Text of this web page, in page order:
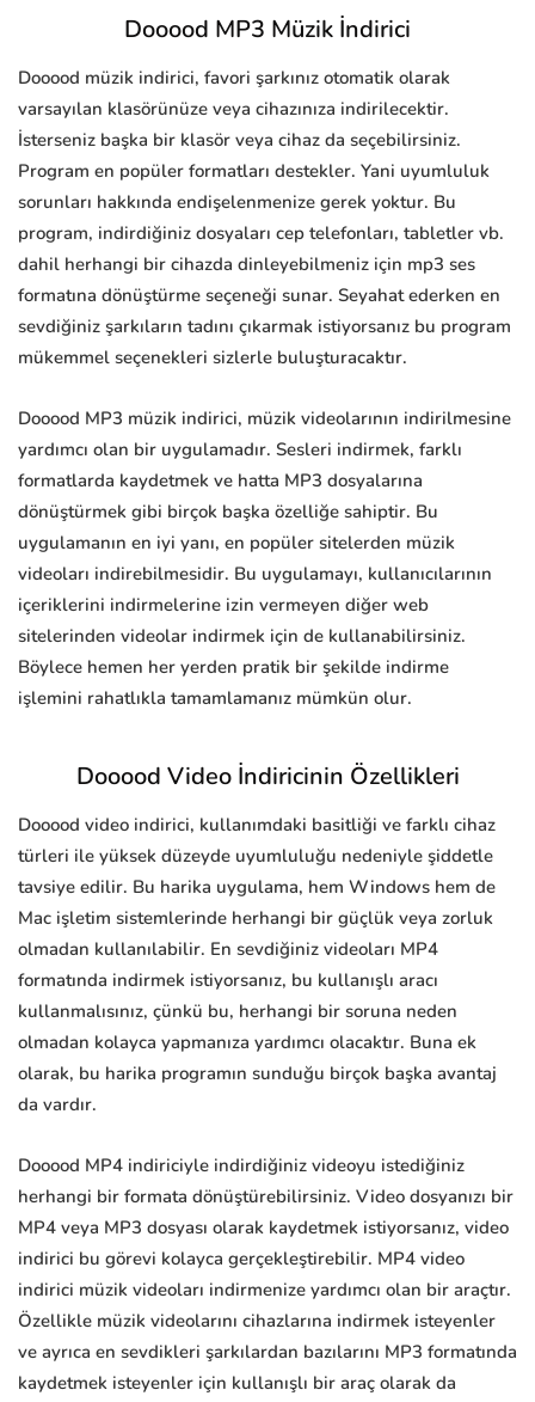
Dooood MP3 Müzik İndirici
Dooood müzik indirici, favori şarkınız otomatik olarak
varsayılan klasörünüze veya cihazınıza indirilecektir.
İsterseniz başka bir klasör veya cihaz da seçebilirsiniz.
Program en popüler formatları destekler. Yani uyumluluk
sorunları hakkında endişelenmenize gerek yoktur. Bu
program, indirdiğiniz dosyaları cep telefonları, tabletler vb.
dahil herhangi bir cihazda dinleyebilmeniz için mp3 ses
formatına dönüştürme seçeneği sunar. Seyahat ederken en
sevdiğiniz şarkıların tadını çıkarmak istiyorsanız bu program
mükemmel seçenekleri sizlerle buluşturacaktır.
Dooood MP3 müzik indirici, müzik videolarının indirilmesine
yardımcı olan bir uygulamadır. Sesleri indirmek, farklı
formatlarda kaydetmek ve hatta MP3 dosyalarına
dönüştürmek gibi birçok başka özelliğe sahiptir. Bu
uygulamanın en iyi yanı, en popüler sitelerden müzik
videoları indirebilmesidir. Bu uygulamayı, kullanıcılarının
içeriklerini indirmelerine izin vermeyen diğer web
sitelerinden videolar indirmek için de kullanabilirsiniz.
Böylece hemen her yerden pratik bir şekilde indirme
işlemini rahatlıkla tamamlamanız mümkün olur.
Dooood Video İndiricinin Özellikleri
Dooood video indirici, kullanımdaki basitliği ve farklı cihaz
türleri ile yüksek düzeyde uyumluluğu nedeniyle şiddetle
tavsiye edilir. Bu harika uygulama, hem Windows hem de
Mac işletim sistemlerinde herhangi bir güçlük veya zorluk
olmadan kullanılabilir. En sevdiğiniz videoları MP4
formatında indirmek istiyorsanız, bu kullanışlı aracı
kullanmalısınız, çünkü bu, herhangi bir soruna neden
olmadan kolayca yapmanıza yardımcı olacaktır. Buna ek
olarak, bu harika programın sunduğu birçok başka avantaj
da vardır.
Dooood MP4 indiriciyle indirdiğiniz videoyu istediğiniz
herhangi bir formata dönüştürebilirsiniz. Video dosyanızı bir
MP4 veya MP3 dosyası olarak kaydetmek istiyorsanız, video
indirici bu görevi kolayca gerçekleştirebilir. MP4 video
indirici müzik videoları indirmenize yardımcı olan bir araçtır.
Özellikle müzik videolarını cihazlarına indirmek isteyenler
ve ayrıca en sevdikleri şarkılardan bazılarını MP3 formatında
kaydetmek isteyenler için kullanışlı bir araç olarak da